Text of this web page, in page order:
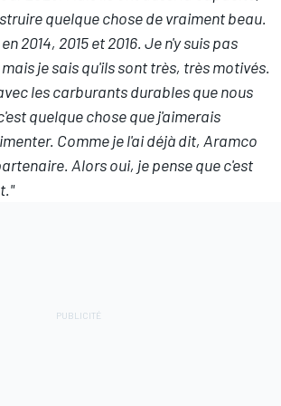
quelque chose de vraiment beau.
2014, 2015 et 2016. Je n'y suis pas
je sais qu'ils sont très, très motivés.
les carburants durables que nous
quelque chose que j'aimerais
Comme je l'ai déjà dit, Aramco
Alors oui, je pense que c'est